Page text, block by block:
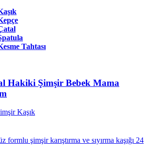
Tahtası
Hakiki Şimşir Bebek Mama
Kaşık